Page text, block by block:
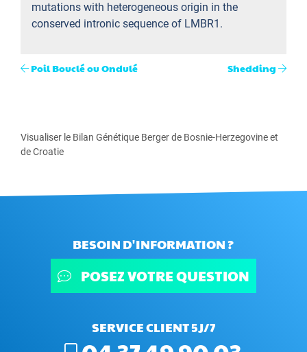
mutations with heterogeneous origin in the
conserved intronic sequence of LMBR1.
Poil Bouclé ou Ondulé Shedding
Visualiser le Bilan Génétique Berger de Bosnie-Herzegovine et
de Croatie
BESOIN D'INFORMATION ?
POSEZ VOTRE QUESTION
SERVICE CLIENT 5J/7